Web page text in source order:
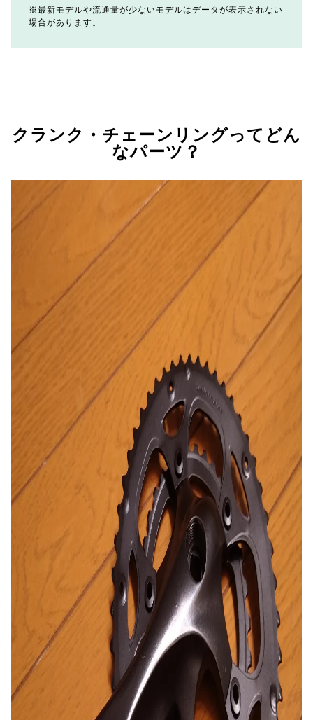
最新モデルや流通量が少ないモデルはデータが表示されない
場合があります。
クランク・チェーンリングってどん
なパーツ？